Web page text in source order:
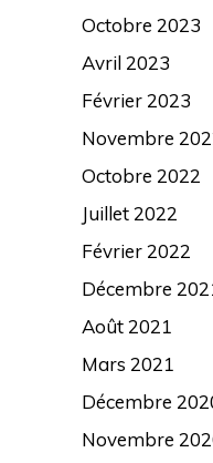
Octobre 2023
Avril 2023
Février 2023
Novembre
Octobre 2022
Juillet 2022
Février 2022
Décembre
Août 2021
Mars 2021
Décembre
Novembre